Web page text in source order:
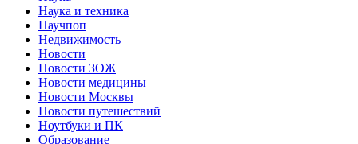
Наука и техника
Научпоп
Недвижимость
Новости
Новости ЗОЖ
Новости медицины
Новости Москвы
Новости путешествий
Ноутбуки и ПК
Образование